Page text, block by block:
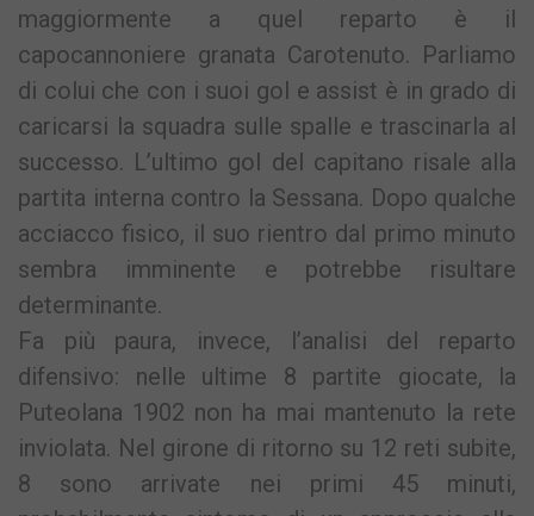
maggiormente a quel reparto è il
capocannoniere granata Carotenuto. Parliamo
di colui che con i suoi gol e assist è in grado di
caricarsi la squadra sulle spalle e trascinarla al
successo. L’ultimo gol del capitano risale alla
partita interna contro la Sessana. Dopo qualche
acciacco fisico, il suo rientro dal primo minuto
sembra imminente e potrebbe risultare
determinante.
Fa più paura, invece, l’analisi del reparto
difensivo: nelle ultime 8 partite giocate, la
Puteolana 1902 non ha mai mantenuto la rete
inviolata. Nel girone di ritorno su 12 reti subite,
8 sono arrivate nei primi 45 minuti,